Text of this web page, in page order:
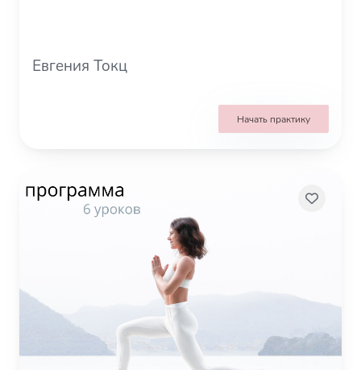
Евгения Токц
Начать практику